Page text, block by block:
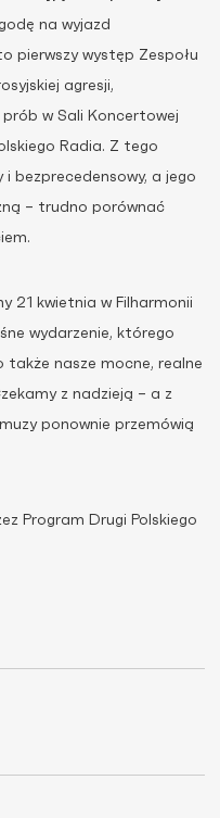
na wyjazd
pierwszy występ Zespołu
agresji,
w Sali Koncertowej
Radia. Z tego
bezprecedensowy, a jego
– trudno porównać
21 kwietnia w Filharmonii
wydarzenie, którego
także nasze mocne, realne
z nadzieją – a z
ponownie przemówią
Program Drugi Polskiego